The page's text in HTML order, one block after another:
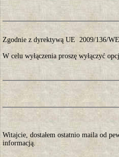
Zgodnie z dyrektywą UE 2009/136/
W celu wyłączenia proszę wyłączyć
Witajcie, dostałem ostatnio maila od
informacją.